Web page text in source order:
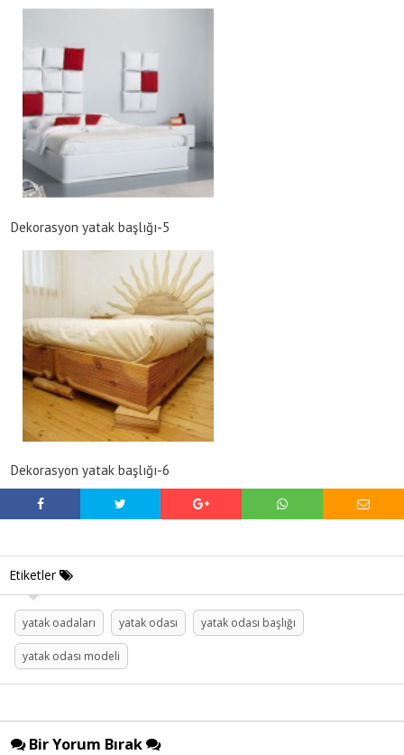
Dekorasyon yatak başlığı-5
Dekorasyon yatak başlığı-6
Etiketler
yatak oadaları yatak odası yatak odası başlığı
yatak odası modeli
Bir Yorum Bırak